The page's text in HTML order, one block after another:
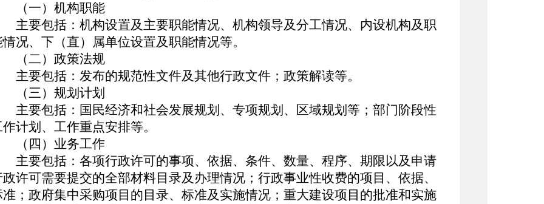
一）机构职能
要包括：机构设置及主要职能情况、机构领导及分工情况、内设机构及职
况、下（直）属单位设置及职能情况等。
二）政策法规
要包括：发布的规范性文件及其他行政文件；政策解读等。
三）规划计划
要包括：国民经济和社会发展规划、专项规划、区域规划等；部门阶段性
计划、工作重点安排等。
四）业务工作
要包括：各项行政许可的事项、依据、条件、数量、程序、期限以及申请
许可需要提交的全部材料目录及办理情况；行政事业性收费的项目、依据、
准；政府集中采购项目的目录、标准及实施情况；重大建设项目的批准和实施